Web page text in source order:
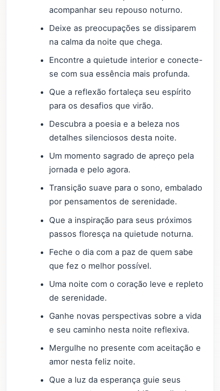
acompanhar seu repouso noturno.
Deixe as preocupações se dissiparem
na calma da noite que chega.
Encontre a quietude interior e conecte-
se com sua essência mais profunda.
Que a reflexão fortaleça seu espírito
para os desafios que virão.
Descubra a poesia e a beleza nos
detalhes silenciosos desta noite.
Um momento sagrado de apreço pela
jornada e pelo agora.
Transição suave para o sono, embalado
por pensamentos de serenidade.
Que a inspiração para seus próximos
passos floresça na quietude noturna.
Feche o dia com a paz de quem sabe
que fez o melhor possível.
Uma noite com o coração leve e repleto
de serenidade.
Ganhe novas perspectivas sobre a vida
e seu caminho nesta noite reflexiva.
Mergulhe no presente com aceitação e
amor nesta feliz noite.
Que a luz da esperança guie seus